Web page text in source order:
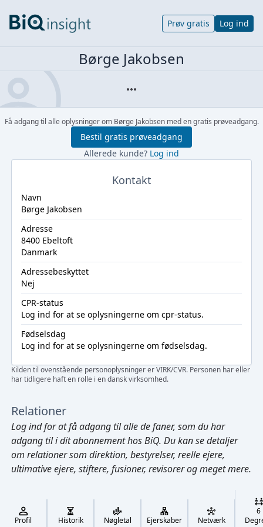
Cmd/Ctrl + K
Prøv gratis Log ind
Børge Jakobsen
Få adgang til alle oplysninger om Børge Jakobsen med en gratis prøveadgang.
Bestil gratis prøveadgang
Allerede kunde? Log ind
Kontakt
Navn
Børge Jakobsen
Adresse
8400 Ebeltoft
Danmark
Adressebeskyttet
Nej
CPR-status
Log ind for at se oplysningerne om cpr-status.
Fødselsdag
Log ind for at se oplysningerne om fødselsdag.
Kilden til ovenstående personoplysninger er VIRK/CVR. Personen har eller
har tidligere haft en rolle i en dansk virksomhed.
Relationer
Log indfor at få adgang til alle de faner, som du har
adgang til i dit abonnement hos BiQ. Du kan se detaljer
om relationer som direktion, bestyrelser, reelle ejere,
ultimative ejere, stiftere, fusioner, revisorer og meget mere.
Profil Historik Nøgletal Ejerskaber Netværk
6